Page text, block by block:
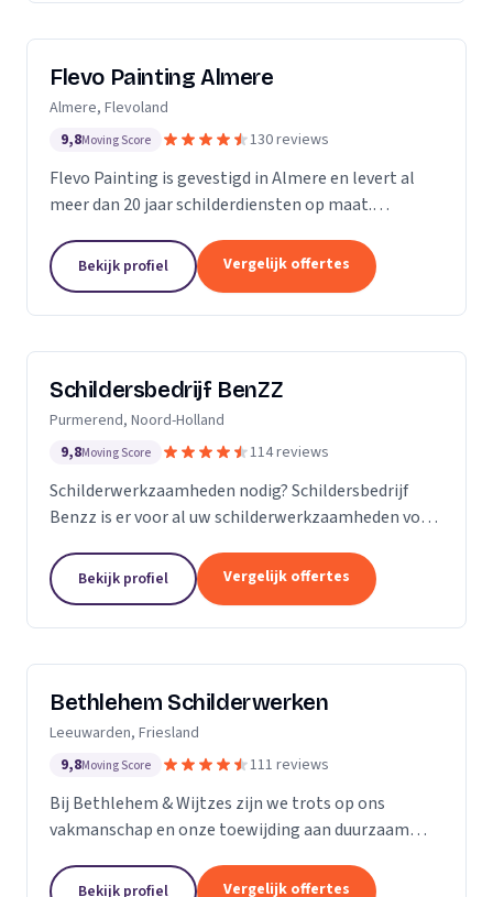
Flevo Painting Almere
Almere, Flevoland
9,8Moving Score 130 reviews
Flevo Painting is gevestigd in Almere en levert al
meer dan 20 jaar schilderdiensten op maat.
provincie Flevoland, het Gooi, Amsterdam en
omstreken...
Bekijk profiel Vergelijk offertes
Schildersbedrijf BenZZ
Purmerend, Noord-Holland
9,8Moving Score 114 reviews
Schilderwerkzaamheden nodig? Schildersbedrijf
Benzz is er voor al uw schilderwerkzaamheden voor
Bekijk profiel Vergelijk offertes
Bethlehem Schilderwerken
Leeuwarden, Friesland
9,8Moving Score 111 reviews
Bij Bethlehem & Wijtzes zijn we trots op ons
vakmanschap en onze toewijding aan duurzaam
professionals, is voortdurend in ontwikkeling en
Bekijk profiel Vergelijk offertes